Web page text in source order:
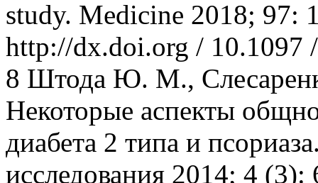
study. Medicine 2018; 97:
http://dx.doi.org / 10.1097
8 Штода Ю. М.,
Некоторые аспекты
диабета 2 типа и
исследования 2014; 4 (3):